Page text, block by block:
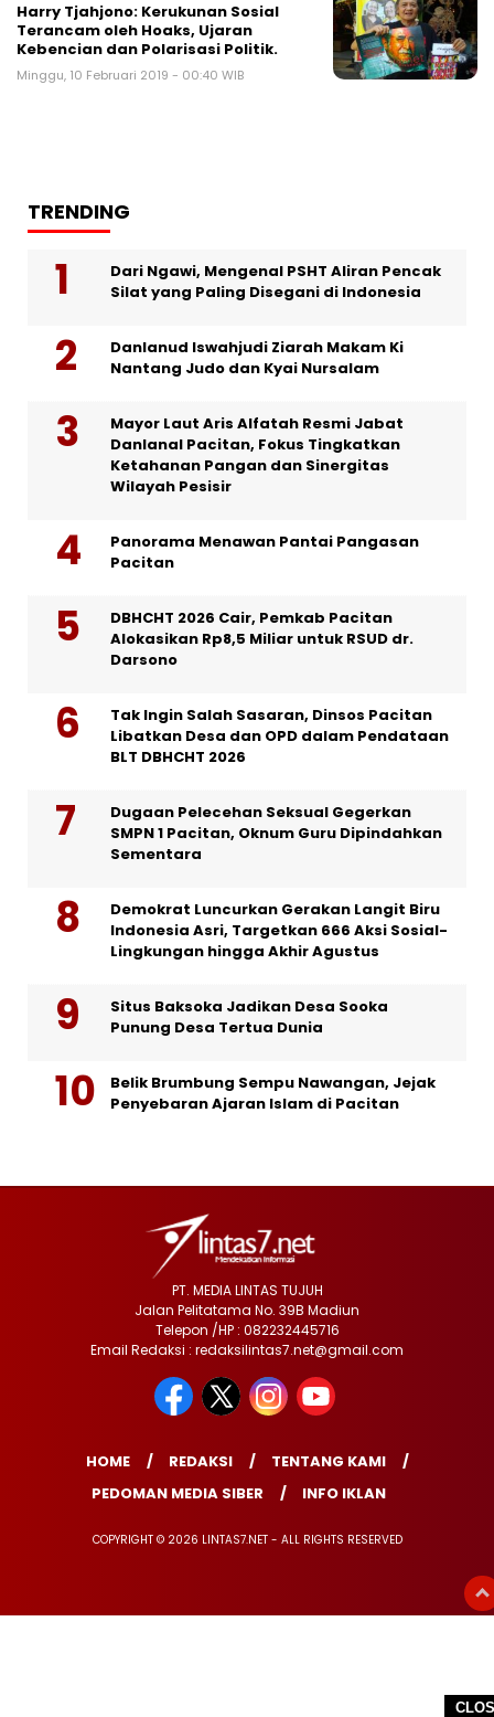
Harry Tjahjono: Kerukunan Sosial
Terancam oleh Hoaks, Ujaran
Kebencian dan Polarisasi Politik.
Minggu, 10 Februari 2019 - 00:40 WIB
TRENDING
Dari Ngawi, Mengenal PSHT Aliran Pencak
Silat yang Paling Disegani di Indonesia
Danlanud Iswahjudi Ziarah Makam Ki
Nantang Judo dan Kyai Nursalam
Mayor Laut Aris Alfatah Resmi Jabat
Danlanal Pacitan, Fokus Tingkatkan
Ketahanan Pangan dan Sinergitas
Wilayah Pesisir
Panorama Menawan Pantai Pangasan
Pacitan
DBHCHT 2026 Cair, Pemkab Pacitan
Alokasikan Rp8,5 Miliar untuk RSUD dr.
Darsono
Tak Ingin Salah Sasaran, Dinsos Pacitan
Libatkan Desa dan OPD dalam Pendataan
BLT DBHCHT 2026
Dugaan Pelecehan Seksual Gegerkan
SMPN 1 Pacitan, Oknum Guru Dipindahkan
Sementara
Demokrat Luncurkan Gerakan Langit Biru
Indonesia Asri, Targetkan 666 Aksi Sosial-
Lingkungan hingga Akhir Agustus
Situs Baksoka Jadikan Desa Sooka
Punung Desa Tertua Dunia
Belik Brumbung Sempu Nawangan, Jejak
Penyebaran Ajaran Islam di Pacitan
PT. MEDIA LINTAS TUJUH
Jalan Pelitatama No. 39B Madiun
Telepon /HP : 082232445716
Email Redaksi : redaksilintas7.net@gmail.com
HOME REDAKSI
TENTANG KAMI
PEDOMAN MEDIA SIBER
INFO IKLAN
COPYRIGHT © 2026 LINTAS7.NET - ALL RIGHTS RESERVED